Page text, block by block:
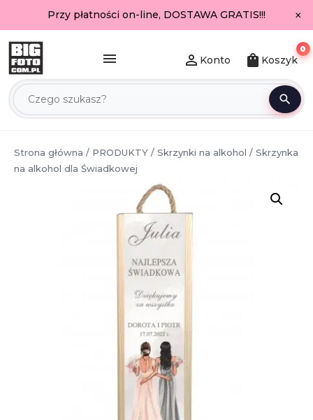
Przy płatności on-line, DOSTAWA GRATIS!!! ×
menu
search
person_outline Konto shopping_bag Koszyk
0
Strona główna / PRODUKTY / Skrzynki na alkohol / Skrzynka
na alkohol dla Świadkowej